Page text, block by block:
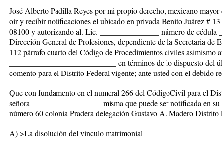
José Alberto Padilla Reyes por mi propio derecho, mexicano
oír y recibir notificaciones el ubicado en privada Benito Juárez #
08100 y autorizando al. Lic. _______________ número de cédula
Dirección General de Profesiones, dependiente de la Secretaria de
112 párrafo cuarto del Código de Procedimientos civiles asimismo
___________________________ en términos de lo dispuesto
comento para el Distrito Federal vigente; ante usted con el debido
Que con fundamento en el numeral 266 del CódigoCivil para el
señora__________________ misma que puede ser notificada en
número 60 colonia Pradera delegación Gustavo A. Madero Distrito
A) >La disolución del vinculo matrimonial